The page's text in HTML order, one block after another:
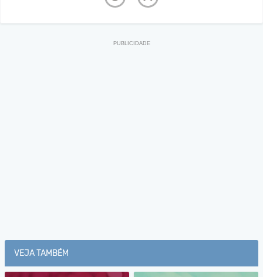
VEJA TAMBÉM